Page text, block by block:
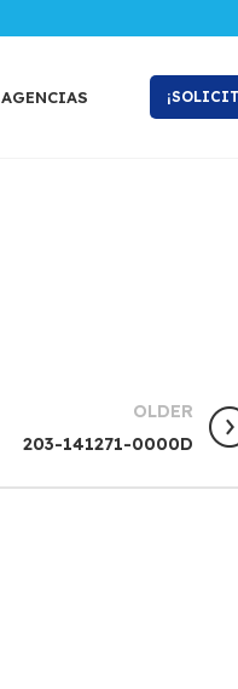
AGENCIAS
OLDER
203-141271-0000D